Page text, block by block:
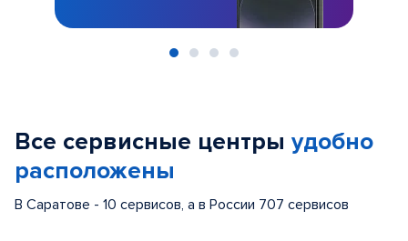
Все сервисные центры удобно
расположены
В Саратове - 10 сервисов, а в России 707 сервисов